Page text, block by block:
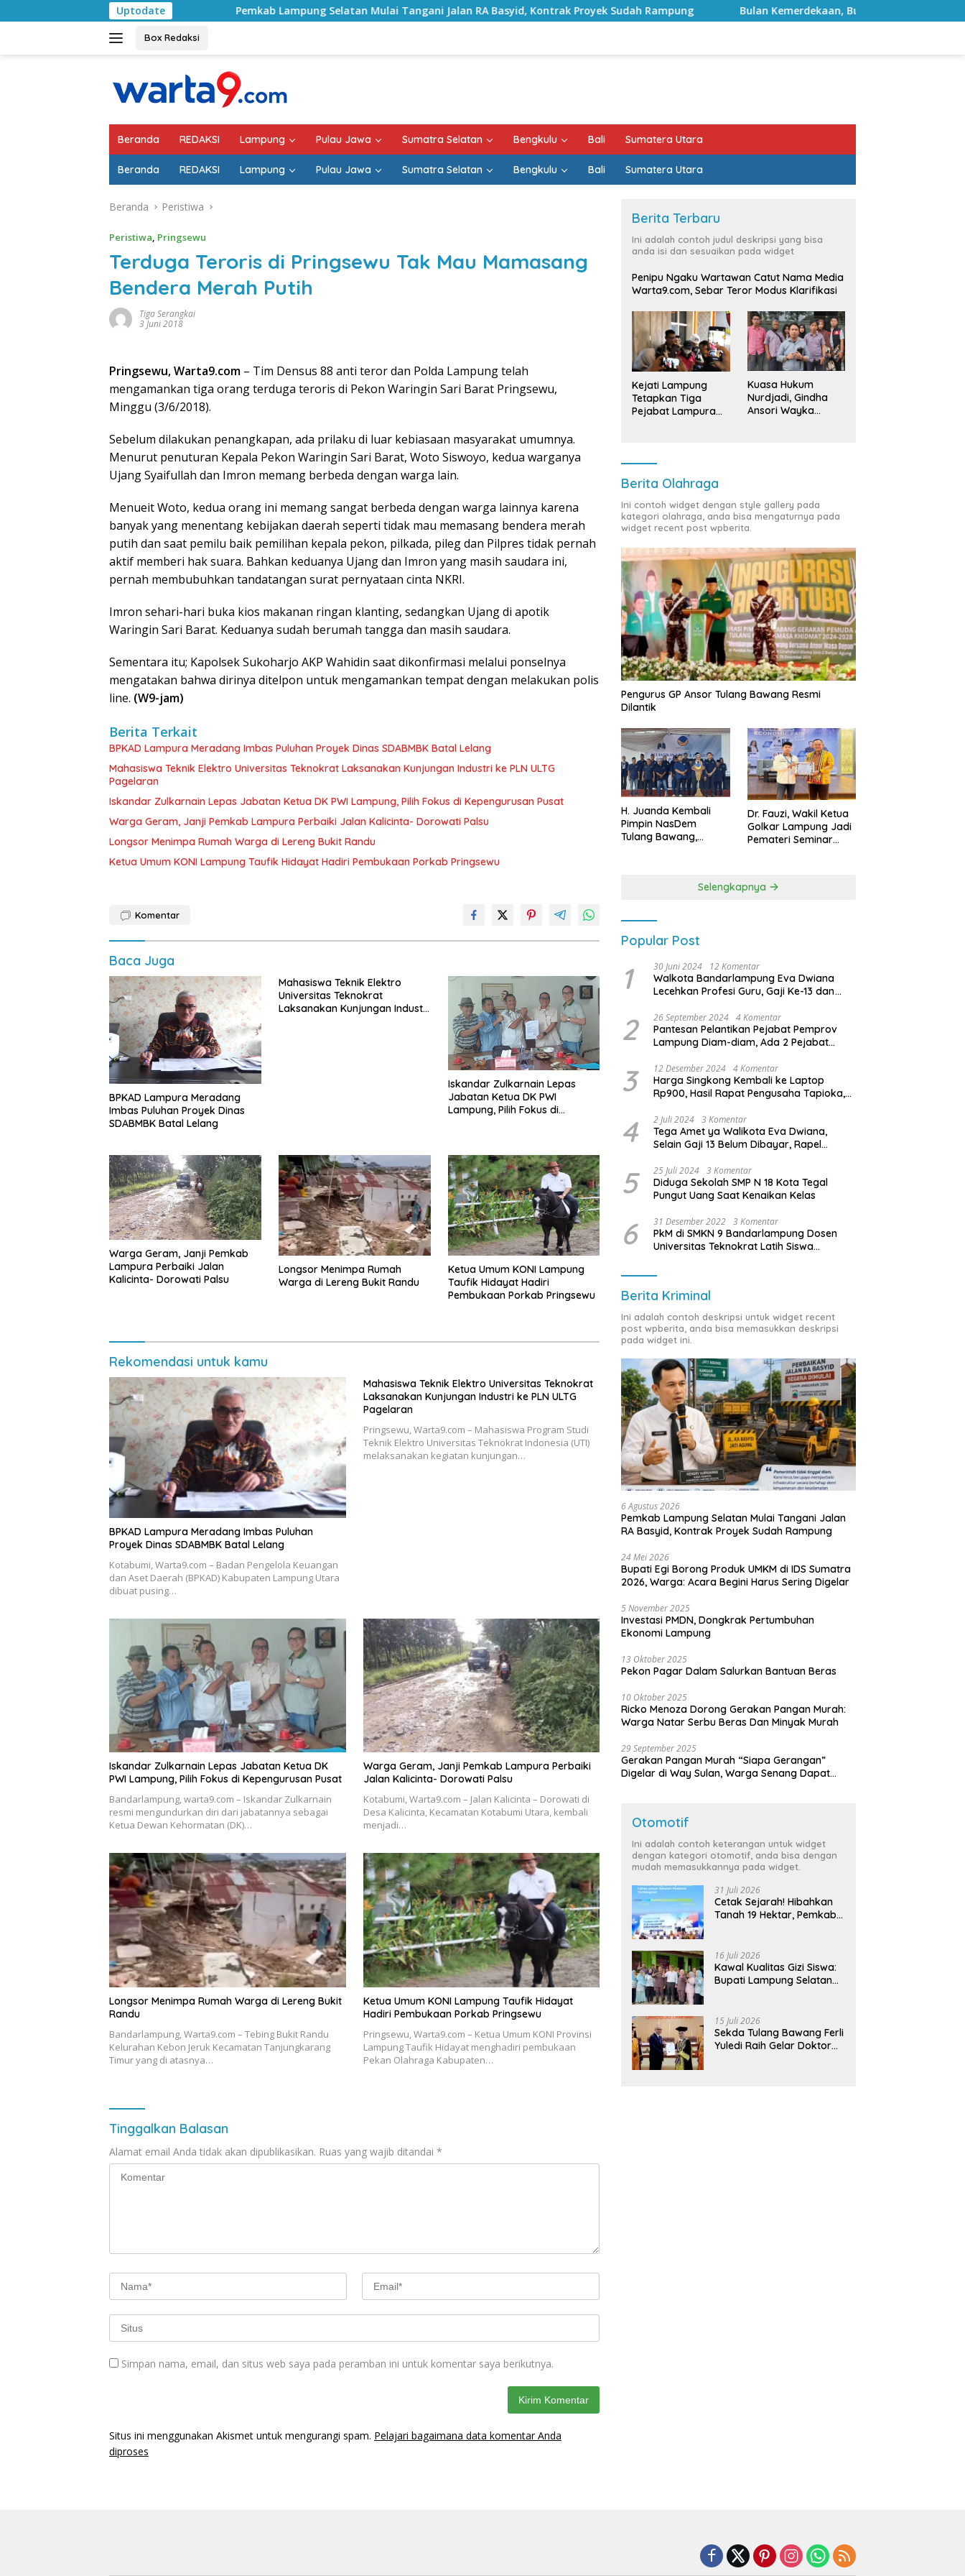
ke
Uptodate
Pemkab Lampung Selatan Mulai Tangani Jalan RA Basyid, Kontrak Proyek Sudah Rampung Bulan Kemerdekaan, Bupati Lampung Selatan Ajak ASN
Box Redaksi
Beranda REDAKSI Lampung Pulau Jawa Sumatra Selatan Bengkulu Bali Sumatera Utara
Beranda REDAKSI Lampung Pulau Jawa Sumatra Selatan Bengkulu Bali Sumatera Utara
Beranda Peristiwa
Peristiwa, Pringsewu
Terduga Teroris di Pringsewu Tak Mau Mamasang
Bendera Merah Putih
Tiga Serangkai
3 Juni 2018
Pringsewu, Warta9.com – Tim Densus 88 anti teror dan Polda Lampung telah
mengamankan tiga orang terduga teroris di Pekon Waringin Sari Barat Pringsewu,
Minggu (3/6/2018).
Sebelum dilakukan penangkapan, ada prilaku di luar kebiasaan masyarakat umumnya.
Menurut penuturan Kepala Pekon Waringin Sari Barat, Woto Siswoyo, kedua warganya
Ujang Syaifullah dan Imron memang berbeda dengan warga lain.
Menueit Woto, kedua orang ini memang sangat berbeda dengan warga lainnya karena
banyak yang menentang kebijakan daerah seperti tidak mau memasang bendera merah
putih dan saat pemilu baik pemilihan kepala pekon, pilkada, pileg dan Pilpres tidak pernah
aktif memberi hak suara. Bahkan keduanya Ujang dan Imron yang masih saudara ini,
pernah membubuhkan tandatangan surat pernyataan cinta NKRI.
Imron sehari-hari buka kios makanan ringan klanting, sedangkan Ujang di apotik
Waringin Sari Barat. Keduanya sudah berumah tangga dan masih saudara.
Sementara itu; Kapolsek Sukoharjo AKP Wahidin saat dikonfirmasi melalui ponselnya
mengatakan bahwa dirinya ditelpon untuk mengamankan tempat dengan melakukan polis
line. (W9-jam)
Berita Terkait
BPKAD Lampura Meradang Imbas Puluhan Proyek Dinas SDABMBK Batal Lelang
Mahasiswa Teknik Elektro Universitas Teknokrat Laksanakan Kunjungan Industri ke PLN ULTG
Pagelaran
Iskandar Zulkarnain Lepas Jabatan Ketua DK PWI Lampung, Pilih Fokus di Kepengurusan Pusat
Warga Geram, Janji Pemkab Lampura Perbaiki Jalan Kalicinta- Dorowati Palsu
Longsor Menimpa Rumah Warga di Lereng Bukit Randu
Ketua Umum KONI Lampung Taufik Hidayat Hadiri Pembukaan Porkab Pringsewu
Komentar
Baca Juga
BPKAD Lampura Meradang
Imbas Puluhan Proyek Dinas
SDABMBK Batal Lelang
Mahasiswa Teknik Elektro
Universitas Teknokrat
Laksanakan Kunjungan Industri
Iskandar Zulkarnain Lepas
Jabatan Ketua DK PWI
Lampung, Pilih Fokus di
Warga Geram, Janji Pemkab
Lampura Perbaiki Jalan
Kalicinta- Dorowati Palsu
Longsor Menimpa Rumah
Warga di Lereng Bukit Randu
Ketua Umum KONI Lampung
Taufik Hidayat Hadiri
Pembukaan Porkab Pringsewu
Rekomendasi untuk kamu
BPKAD Lampura Meradang Imbas Puluhan
Proyek Dinas SDABMBK Batal Lelang
Kotabumi, Warta9.com – Badan Pengelola Keuangan
dan Aset Daerah (BPKAD) Kabupaten Lampung Utara
dibuat pusing…
Mahasiswa Teknik Elektro Universitas Teknokrat
Laksanakan Kunjungan Industri ke PLN ULTG
Pagelaran
Pringsewu, Warta9.com – Mahasiswa Program Studi
Teknik Elektro Universitas Teknokrat Indonesia (UTI)
melaksanakan kegiatan kunjungan…
Iskandar Zulkarnain Lepas Jabatan Ketua DK
PWI Lampung, Pilih Fokus di Kepengurusan Pusat
Bandarlampung, warta9.com – Iskandar Zulkarnain
resmi mengundurkan diri dari jabatannya sebagai
Ketua Dewan Kehormatan (DK)…
Warga Geram, Janji Pemkab Lampura Perbaiki
Jalan Kalicinta- Dorowati Palsu
Kotabumi, Warta9.com – Jalan Kalicinta – Dorowati di
Desa Kalicinta, Kecamatan Kotabumi Utara, kembali
menjadi…
Longsor Menimpa Rumah Warga di Lereng Bukit
Randu
Bandarlampung, Warta9.com – Tebing Bukit Randu
Kelurahan Kebon Jeruk Kecamatan Tanjungkarang
Timur yang di atasnya…
Ketua Umum KONI Lampung Taufik Hidayat
Hadiri Pembukaan Porkab Pringsewu
Pringsewu, Warta9.com – Ketua Umum KONI Provinsi
Lampung Taufik Hidayat menghadiri pembukaan
Pekan Olahraga Kabupaten…
Tinggalkan Balasan
Alamat email Anda tidak akan dipublikasikan. Ruas yang wajib ditandai *
Simpan nama, email, dan situs web saya pada peramban ini untuk komentar saya berikutnya.
Situs ini menggunakan Akismet untuk mengurangi spam. Pelajari bagaimana data komentar Anda
diproses
Berita Terbaru
Ini adalah contoh judul deskripsi yang bisa
anda isi dan sesuaikan pada widget
Penipu Ngaku Wartawan Catut Nama Media
Warta9.com, Sebar Teror Modus Klarifikasi
Kejati Lampung
Tetapkan Tiga
Pejabat Lampura
Kuasa Hukum
Nurdjadi, Gindha
Ansori Wayka
Berita Olahraga
Ini contoh widget dengan style gallery pada
kategori olahraga, anda bisa mengaturnya pada
widget recent post wpberita.
Pengurus GP Ansor Tulang Bawang Resmi
Dilantik
H. Juanda Kembali
Pimpin NasDem
Tulang Bawang,
Dr. Fauzi, Wakil Ketua
Golkar Lampung Jadi
Pemateri Seminar
Kebangsaan
Selengkapnya
Popular Post
1 30 Juni 2024 12 Komentar
Walkota Bandarlampung Eva Dwiana
Lecehkan Profesi Guru, Gaji Ke-13 dan
2 26 September 2024 4 Komentar
Pantesan Pelantikan Pejabat Pemprov
Lampung Diam-diam, Ada 2 Pejabat
3 12 Desember 2024 4 Komentar
Harga Singkong Kembali ke Laptop
Rp900, Hasil Rapat Pengusaha Tapioka,
Lampung
4 2 Juli 2024 3 Komentar
Tega Amet ya Walikota Eva Dwiana,
Selain Gaji 13 Belum Dibayar, Rapel
Dibayar
5 25 Juli 2024 3 Komentar
Diduga Sekolah SMP N 18 Kota Tegal
Pungut Uang Saat Kenaikan Kelas
6 31 Desember 2022 3 Komentar
PkM di SMKN 9 Bandarlampung Dosen
Universitas Teknokrat Latih Siswa
Berita Kriminal
Ini adalah contoh deskripsi untuk widget recent
post wpberita, anda bisa memasukkan deskripsi
pada widget ini.
6 Agustus 2026
Pemkab Lampung Selatan Mulai Tangani Jalan
RA Basyid, Kontrak Proyek Sudah Rampung
24 Mei 2026
Bupati Egi Borong Produk UMKM di IDS Sumatra
2026, Warga: Acara Begini Harus Sering Digelar
5 November 2025
Investasi PMDN, Dongkrak Pertumbuhan
Ekonomi Lampung
13 Oktober 2025
Pekon Pagar Dalam Salurkan Bantuan Beras
10 Oktober 2025
Ricko Menoza Dorong Gerakan Pangan Murah:
Warga Natar Serbu Beras Dan Minyak Murah
29 September 2025
Gerakan Pangan Murah “Siapa Gerangan”
Digelar di Way Sulan, Warga Senang Dapat
Otomotif
Ini adalah contoh keterangan untuk widget
dengan kategori otomotif, anda bisa dengan
mudah memasukkannya pada widget.
31 Juli 2026
Cetak Sejarah! Hibahkan
Tanah 19 Hektar, Pemkab
Terintegrasi Pertama di
Lampung
16 Juli 2026
Kawal Kualitas Gizi Siswa:
Bupati Lampung Selatan
Bergizi Gratis di Natar
15 Juli 2026
Sekda Tulang Bawang Ferli
Yuledi Raih Gelar Doktor